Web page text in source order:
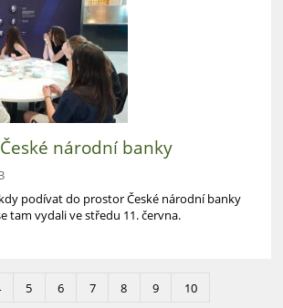
národní banky
podívat do prostor České národní banky
tam vydali ve středu 11. června.
5 6 7 8 9
10